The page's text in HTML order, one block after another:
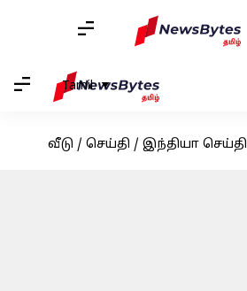
Tamil
வீடு / செய்தி / இந்தியா செய்தி